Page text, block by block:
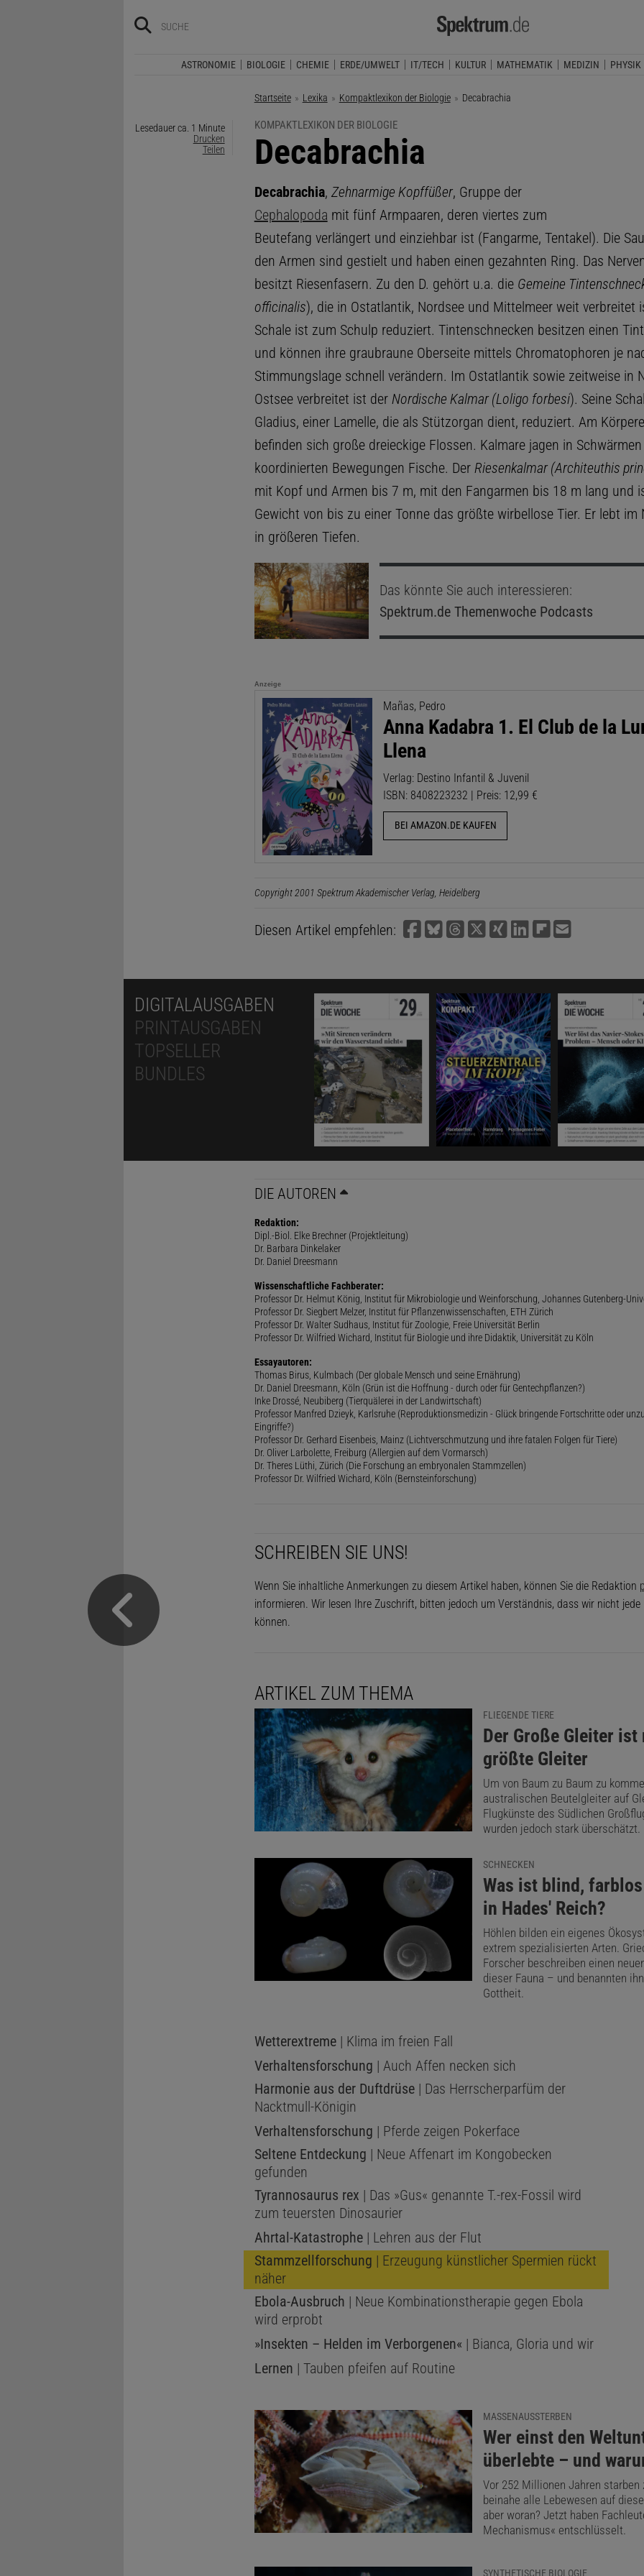
ASTRONOMIE BIOLOGIE CHEMIE ERDE/UMWELT IT/TECH KULTUR MATHEMATIK MEDIZIN PHYSIK
Startseite Lexika Kompaktlexikon der Biologie Aktuelle Seite:
Decabrachia
Lesedauer ca. 1 Minute
Drucken
Teilen
KOMPAKTLEXIKON DER BIOLOGIE
:
Decabrachia
Decabrachia, Zehnarmige Kopffüßer, Gruppe der
Cephalopoda mit fünf Armpaaren, deren viertes zum
Beutefang verlängert und einziehbar ist (Fangarme, Tentakel). Die
den Armen sind gestielt und haben einen gezahnten Ring. Das
besitzt Riesenfasern. Zu den D. gehört u.a. die Gemeine
officinalis), die in Ostatlantik, Nordsee und Mittelmeer weit verbreitet
Schale ist zum Schulp reduziert. Tintenschnecken besitzen einen
und können ihre graubraune Oberseite mittels Chromatophoren je
Stimmungslage schnell verändern. Im Ostatlantik sowie zeitweise in
Ostsee verbreitet ist der Nordische Kalmar (Loligo forbesi). Seine
Gladius, einer Lamelle, die als Stützorgan dient, reduziert. Am
befinden sich große dreieckige Flossen. Kalmare jagen in
koordinierten Bewegungen Fische. Der Riesenkalmar (Architeuthis
mit Kopf und Armen bis 7 m, mit den Fangarmen bis 18 m lang und
Gewicht von bis zu einer Tonne das größte wirbellose Tier. Er lebt im
in größeren Tiefen.
Das könnte Sie auch interessieren:
Spektrum.deThemenwoche Podcasts
Anzeige
Mañas, Pedro
Anna Kadabra 1. El Club de la
Llena
Verlag: Destino Infantil & Juvenil
ISBN: 8408223232 | Preis: 12,99 €
BEI AMAZON.DE KAUFEN
Copyright 2001 Spektrum Akademischer Verlag, Heidelberg
Diesen Artikel empfehlen:
DIGITALAUSGABEN
PRINTAUSGABEN
TOPSELLER
BUNDLES
DIE AUTOREN
Redaktion:
Dipl.-Biol. Elke Brechner (Projektleitung)
Dr. Barbara Dinkelaker
Dr. Daniel Dreesmann
Wissenschaftliche Fachberater:
Professor Dr. Helmut König, Institut für Mikrobiologie und Weinforschung, Johannes Gutenberg-
Professor Dr. Siegbert Melzer, Institut für Pflanzenwissenschaften, ETH Zürich
Professor Dr. Walter Sudhaus, Institut für Zoologie, Freie Universität Berlin
Professor Dr. Wilfried Wichard, Institut für Biologie und ihre Didaktik, Universität zu Köln
Essayautoren:
Thomas Birus, Kulmbach (Der globale Mensch und seine Ernährung)
Dr. Daniel Dreesmann, Köln (Grün ist die Hoffnung - durch oder für Gentechpflanzen?)
Inke Drossé, Neubiberg (Tierquälerei in der Landwirtschaft)
Professor Manfred Dzieyk, Karlsruhe (Reproduktionsmedizin - Glück bringende Fortschritte oder
Eingriffe?)
Professor Dr. Gerhard Eisenbeis, Mainz (Lichtverschmutzung und ihre fatalen Folgen für Tiere)
Dr. Oliver Larbolette, Freiburg (Allergien auf dem Vormarsch)
Dr. Theres Lüthi, Zürich (Die Forschung an embryonalen Stammzellen)
Professor Dr. Wilfried Wichard, Köln (Bernsteinforschung)
SCHREIBEN SIE UNS!
Wenn Sie inhaltliche Anmerkungen zu diesem Artikel haben, können Sie die Redaktion
informieren. Wir lesen Ihre Zuschrift, bitten jedoch um Verständnis, dass wir nicht
können.
ARTIKEL ZUM THEMA
FLIEGENDE TIERE
:
Der Große Gleiter
größte Gleiter
Um von Baum zu Baum zu
australischen Beutelgleiter auf
Flugkünste des Südlichen
wurden jedoch stark überschätzt.
SCHNECKEN
:
Was ist blind,
in Hades' Reich?
Höhlen bilden ein eigenes
extrem spezialisierten Arten.
Forscher beschreiben einen
dieser Fauna – und benannten
Gottheit.
Wetterextreme| Klima im freien Fall
Verhaltensforschung | Auch Affen necken sich
Harmonie aus der Duftdrüse| Das Herrscherparfüm der
Nacktmull-Königin
Verhaltensforschung | Pferde zeigen Pokerface
Seltene Entdeckung | Neue Affenart im Kongobecken
gefunden
Tyrannosaurus rex | Das »Gus« genannte T.-rex-Fossil wird
zum teuersten Dinosaurier
Ahrtal-Katastrophe| Lehren aus der Flut
Stammzellforschung | Erzeugung künstlicher Spermien rückt
näher
Ebola-Ausbruch | Neue Kombinationstherapie gegen Ebola
wird erprobt
»Insekten – Helden im Verborgenen« | Bianca, Gloria und wir
Lernen | Tauben pfeifen auf Routine
MASSENAUSSTERBEN
:
Wer einst den
überlebte – und
Vor 252 Millionen Jahren
beinahe alle Lebewesen auf
aber woran? Jetzt haben
Mechanismus« entschlüsselt.
SYNTHETISCHE BIOLOGIE